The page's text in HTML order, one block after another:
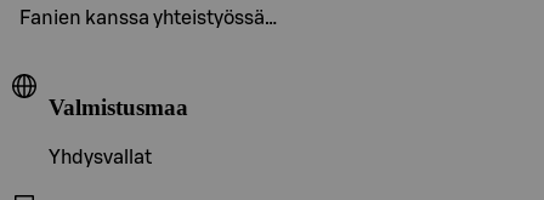
Fanien kanssa yhteistyössä…
Valmistusmaa
Yhdysvallat